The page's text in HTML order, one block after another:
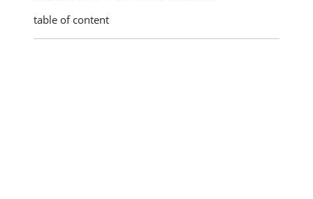
table of content